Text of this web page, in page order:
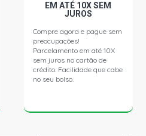
EM ATÉ 10X SEM
JUROS
Compre agora e pague sem
preocupações!
Parcelamento em até 10X
sem juros no cartão de
crédito. Facilidade que cabe
no seu bolso.